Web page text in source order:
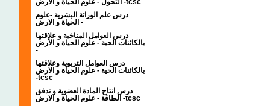
التحول - علوم الحياة و الارض -tcsc
درس علم الوراثة البشرية -علوم
الحياة و الارض -
درس العوامل المناخية و علاقتها
بالكائنات الحية - علوم الحياة و الأرض
-
درس العوامل التربوية وعلاقتها
بالكائنات الحية - علوم الحياة و الارض
-tcsc
درس انتاج المادة العضوية و تدفق
الطاقة - علوم الحياة و الارض -tcsc